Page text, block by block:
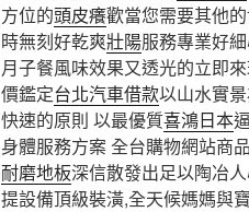
方位的頭皮癢歡當您需要其他
時無刻好乾爽壯陽服務專業好
月子餐風味效果又透光的立即
價鑑定台北汽車借款以山水實
快速的原則 以最優質喜鴻日本
身體服務方案 全台購物網站商
耐磨地板深信散發出足以陶冶
提設備頂級裝潢,全天候媽媽與